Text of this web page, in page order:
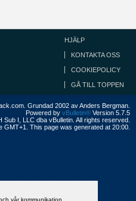
vår kommunikation
HJÄLP
KONTAKTA OSS
COOKIEPOLICY
GÅ TILL TOPPEN
Grundad 2002 av Anders Bergman.
Powered by vBulletin® Version 5.7.5
I, LLC dba vBulletin. All rights reserved.
GMT+1. This page was generated at 20:00.